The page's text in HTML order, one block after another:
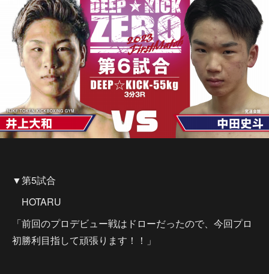
▼第5試合
HOTARU
「前回のプロデビュー戦はドローだったので、今回プロ
初勝利目指して頑張ります！！」